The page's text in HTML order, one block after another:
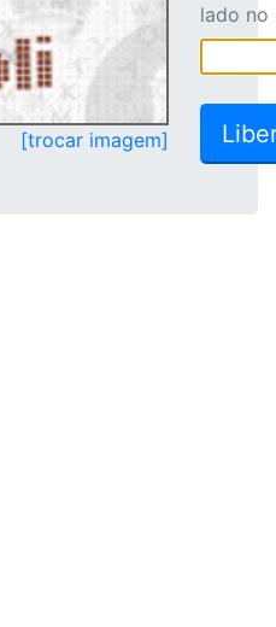
[trocar imagem]
lado no